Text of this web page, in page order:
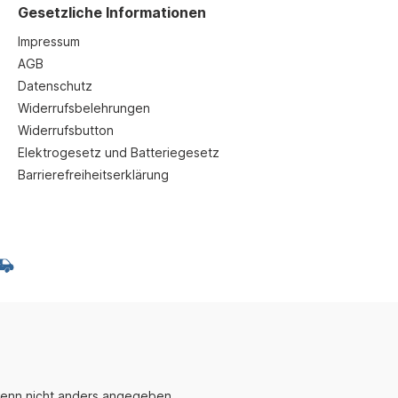
Gesetzliche Informationen
Impressum
AGB
Datenschutz
Widerrufsbelehrungen
Widerrufsbutton
Elektrogesetz und Batteriegesetz
Barrierefreiheitserklärung